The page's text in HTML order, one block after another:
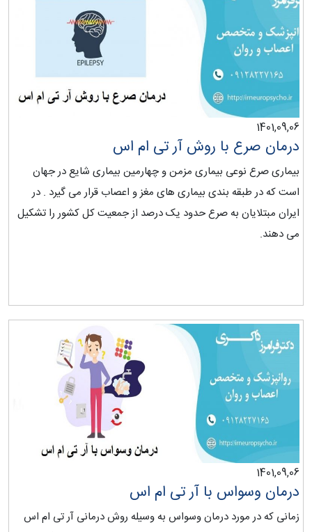
1401,09,06
درمان صرع با روش آر تی ام اس
بیماری صرع نوعی بیماری مزمن و چهارمین بیماری شایع در جهان
است که در طبقه بندی بیماری های مغز و اعصاب قرار می گیرد . در
ایران مبتلایان به صرع حدود یک درصد از جمعیت کل کشور را تشکیل
می دهند.
1401,09,06
درمان وسواس با آر تی ام اس
زمانی که در مورد درمان وسواس به وسیله روش درمانی آر تی ام اس